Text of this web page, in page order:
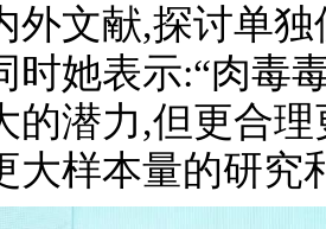
外文献,探讨单
时她表示:“肉毒
的潜力,但更合
大样本量的研究